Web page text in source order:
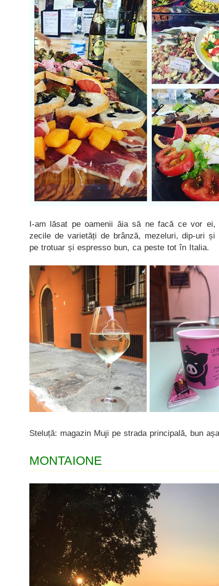
I-am lăsat pe oamenii ăia să ne facă ce vor
zecile de varietăți de brânză, mezeluri, dip-uri și
pe trotuar și espresso bun, ca peste tot în Italia.
Steluță: magazin Muji pe strada principală, bun
MONTAIONE